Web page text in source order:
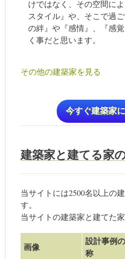
けではなく、その空間に
スタイル』や、そこで過
の絆』や『感情』、『感
く事だと思います。
その他の建築家を見る
今すぐ建築家
建築家と建てる家
当サイトには2500名以上の
す。
当サイトの建築家と建てた
画像
設計事例
称